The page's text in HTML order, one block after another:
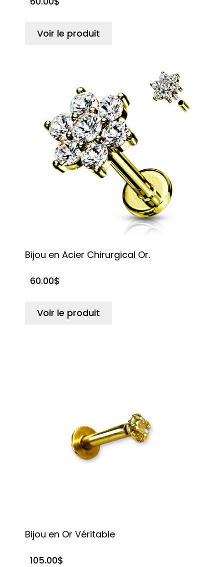
notation
Voir le produit
Bijou en Acier Chirurgical Or.
60.00$
Voir le produit
Bijou en Or Véritable
105.00$